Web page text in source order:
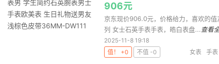
906元
京东现价906.0元，价格给力，喜欢的
列 女士石英手表手表，皓白表盘... 查看
2025-11-8 19:18
值！ +0
不值 -0 女表 手表